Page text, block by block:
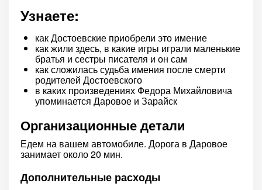
Узнаете:
как Достоевские приобрели это имение
как жили здесь, в какие игры играли маленькие
братья и сестры писателя и он сам
как сложилась судьба имения после смерти
родителей Достоевского
в каких произведениях Федора Михайловича
упоминается Даровое и Зарайск
Организационные детали
Едем на вашем автомобиле. Дорога в Даровое
занимает около 20 мин.
Дополнительные расходы